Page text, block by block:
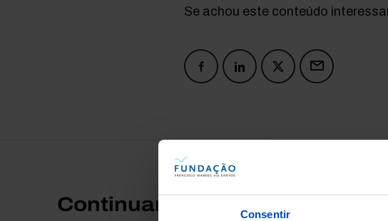
Consentir
Se achou este conteúdo
Continuar a pesquisar